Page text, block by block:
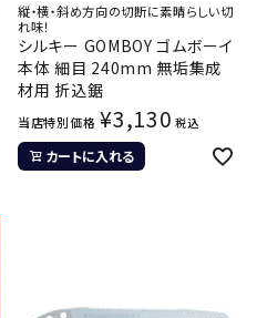
縦・横・斜め方向の切断に素晴らしい切
れ味！
シルキー GOMBOY ゴムボーイ
本体 細目 240mm 無垢集成
材用 折込鋸
当店特別価格 ¥3,130 税込
カートに入れる